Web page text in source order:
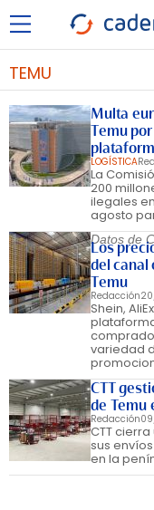
TEMU
Multa
Temu
LOGÍSTICA
La
200
ilegales
agosto
Datos de
Los
del canal
Temu
Redacción
Shein,
variedad
CTT
de Temu
Redacción
CTT
sus
en la